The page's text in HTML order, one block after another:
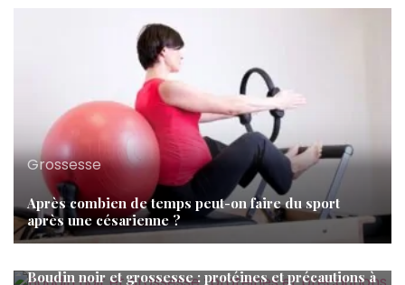
Grossesse
Après combien de temps peut-on faire du sport
après une césarienne ?
Grossesse
Boudin noir et grossesse : protéines et précautions à